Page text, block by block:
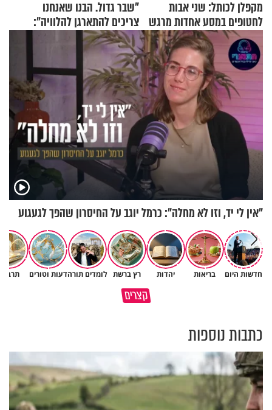
מקפלן לכותל: שני אבות
לחטופים במסע אחדות מרגש
"שבר גדול. הבנו שאנחנו
צריכים להתארגן להלוויה":
זוגיות במבחן, הפעם עם מרים
וגד דנינו
"אין לי יד, וזו לא מחלה": כרמל יוגב על החיסרון שהפך לגעגוע
חדשות היום בריאות יהדות רץ ברשת לומדים תורהדעות וטורים
קצרים
סגולה שתעזור לכם למתן את
"אנחנו מאמינים שהיימנוט
נחטפה": טספאי קסאו על בתו
כתבות נוספות